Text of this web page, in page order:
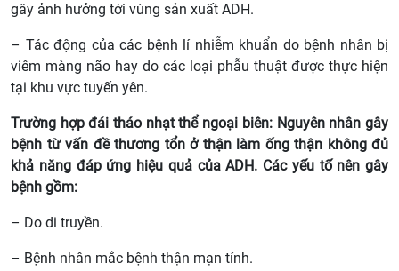
gây ảnh hưởng tới vùng sản xuất ADH.
– Tác động của các bệnh lí nhiễm khuẩn do bệnh nhân bị
viêm màng não hay do các loại phẫu thuật được thực hiện
tại khu vực tuyến yên.
Trường hợp đái tháo nhạt thể ngoại biên: Nguyên nhân gây
bệnh từ vấn đề thương tổn ở thận làm ống thận không đủ
khả năng đáp ứng hiệu quả của ADH. Các yếu tố nên gây
bệnh gồm:
– Do di truyền.
– Bệnh nhân mắc bệnh thận mạn tính.